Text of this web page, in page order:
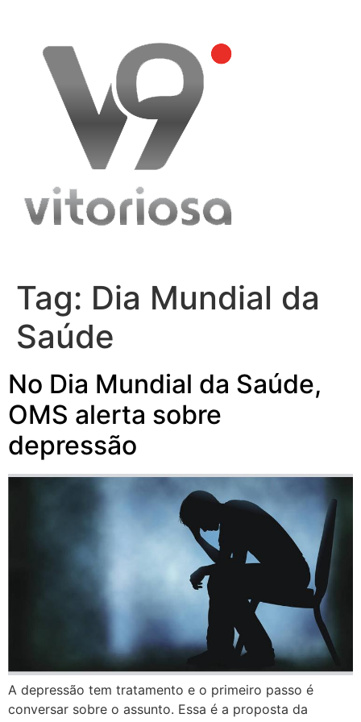
content
Tag: Dia Mundial da
Saúde
No Dia Mundial da Saúde,
OMS alerta sobre
depressão
A depressão tem tratamento e o primeiro passo é
conversar sobre o assunto. Essa é a proposta da